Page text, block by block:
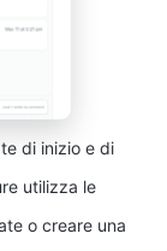
di inizio e di
utilizza le
o creare una